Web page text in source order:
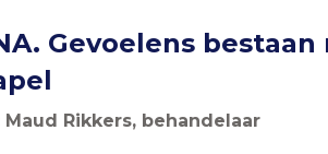
Gevoelens
Rikkers, behandelaar